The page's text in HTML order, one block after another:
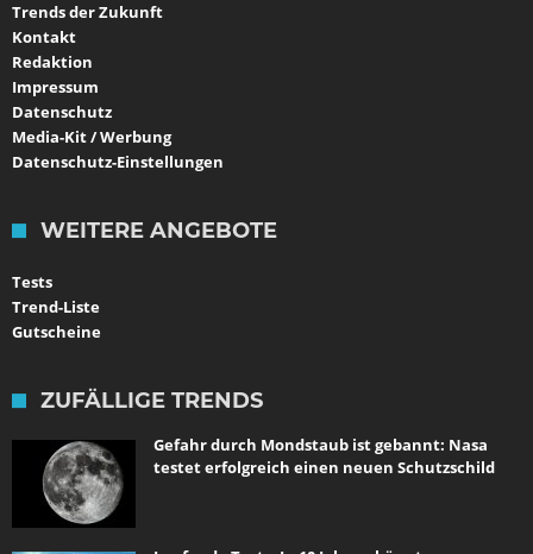
Trends der Zukunft
Kontakt
Redaktion
Impressum
Datenschutz
Media-Kit / Werbung
Datenschutz-Einstellungen
WEITERE ANGEBOTE
Tests
Trend-Liste
Gutscheine
ZUFÄLLIGE TRENDS
Gefahr durch Mondstaub ist gebannt: Nasa
testet erfolgreich einen neuen Schutzschild